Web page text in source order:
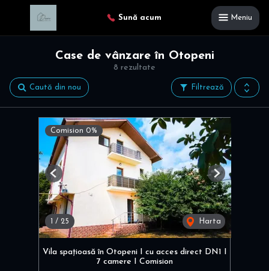
Sună acum Meniu
8 rezultate
Case de vânzare în Otopeni
Filtrează
Caută din nou
Comision 0%
1 / 25 Harta
Previous Next
Vila spațioasă în Otopeni I cu acces direct DN1 I
7 camere I Comision